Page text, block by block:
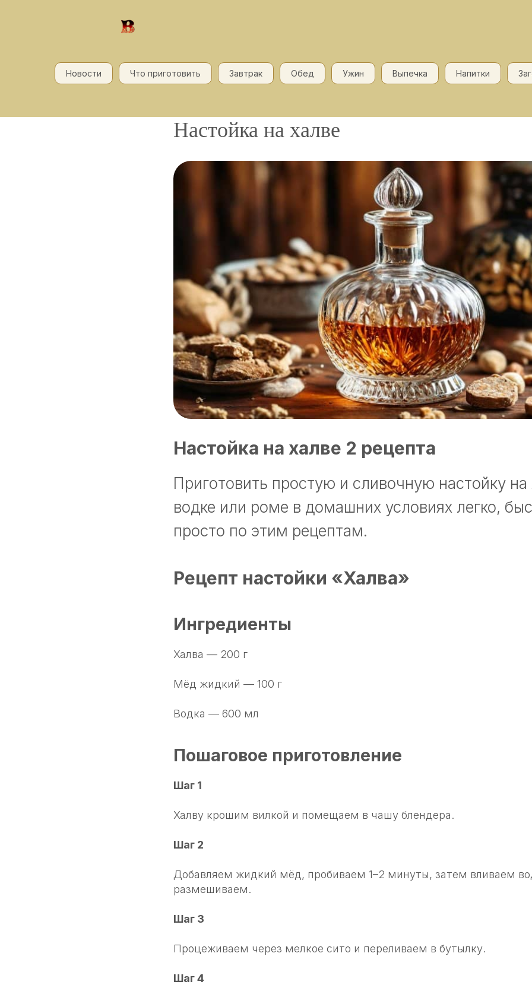
Новости Что приготовить Завтрак Обед Ужин Выпечка Напитки
Настойка на халве
Настойка на халве 2 рецепта
Приготовить простую и сливочную настойку на
водке или роме в домашних условиях легко,
просто по этим рецептам.
Рецепт настойки «Халва»
Ингредиенты
Халва — 200 г
Мёд жидкий — 100 г
Водка — 600 мл
Пошаговое приготовление
Шаг 1
Халву крошим вилкой и помещаем в чашу блендера.
Шаг 2
Добавляем жидкий мёд, пробиваем 1–2 минуты, затем вливаем
размешиваем.
Шаг 3
Процеживаем через мелкое сито и переливаем в бутылку.
Шаг 4